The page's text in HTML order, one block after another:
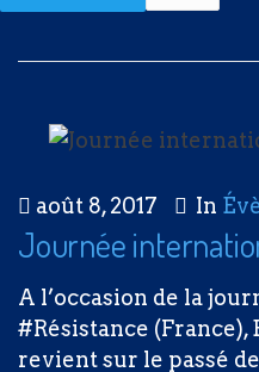
août 8, 2017 In
Journée
A l’occasion de la
#Résistance
revient sur le passé